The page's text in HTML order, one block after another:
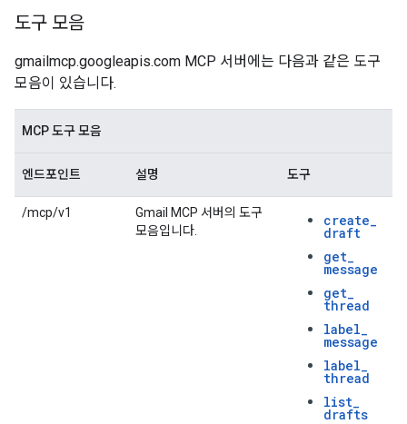
도구 모음
gmailmcp.googleapis.com MCP 서버에는 다음과 같은 도구
모음이 있습니다.
MCP 도구 모음
엔드포인트 설명 도구
/mcp/v1
Gmail MCP 서버의 도구
모음입니다.
create_
draft
get_
message
get_
thread
label_
message
label_
thread
list_
drafts